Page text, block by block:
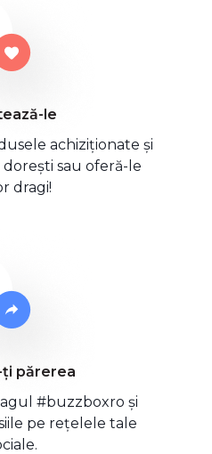
le
achiziționate și
sau oferă-le
dragi!
ți părerea
#buzzboxro și
pe rețelele tale